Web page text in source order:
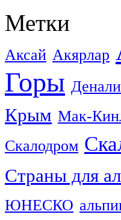
Метки
Аксай Акярлар
Горы Денали
Крым Мак-
Скалодром
Страны для
ЮНЕСКО